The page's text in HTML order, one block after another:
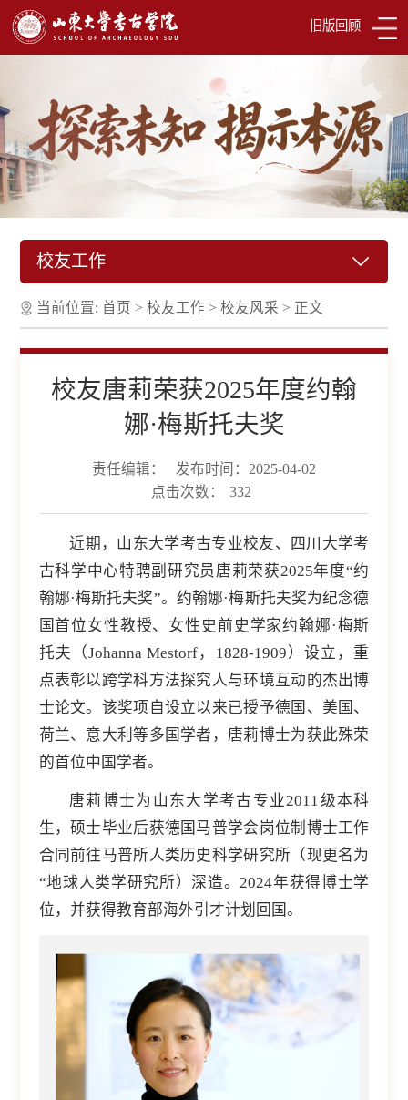
旧版回顾
校友工作
当前位置:首页 >校友工作 >校友风采 > 正文
校友唐莉荣获2025年度约翰
娜·梅斯托夫奖
责任编辑：
发布时间：2025-04-02
点击次数：
332
近期，山东大学考古专业校友、四川大学考
古科学中心特聘副研究员唐莉荣获2025年度“约
翰娜·梅斯托夫奖”。约翰娜·梅斯托夫奖为纪念德
国首位女性教授、女性史前史学家约翰娜·梅斯
托夫（Johanna Mestorf，1828-1909）设立，重
点表彰以跨学科方法探究人与环境互动的杰出博
士论文。该奖项自设立以来已授予德国、美国、
荷兰、意大利等多国学者，唐莉博士为获此殊荣
的首位中国学者。
唐莉博士为山东大学考古专业2011级本科
生，硕士毕业后获德国马普学会岗位制博士工作
合同前往马普所人类历史科学研究所（现更名为
“地球人类学研究所）深造。2024年获得博士学
位，并获得教育部海外引才计划回国。